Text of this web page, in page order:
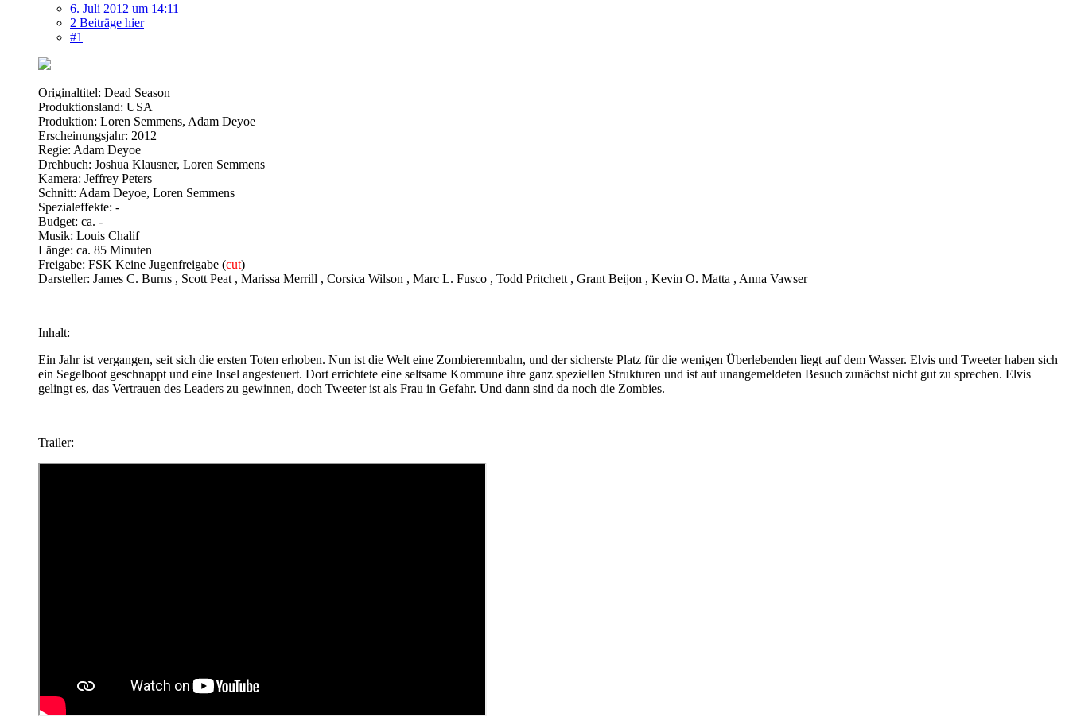
6. Juli 2012 um 14:11
2 Beiträge hier
#1
Originaltitel: Dead Season
Produktionsland: USA
Produktion: Loren Semmens, Adam Deyoe
Erscheinungsjahr: 2012
Regie: Adam Deyoe
Drehbuch: Joshua Klausner, Loren Semmens
Kamera: Jeffrey Peters
Schnitt: Adam Deyoe, Loren Semmens
Spezialeffekte: -
Budget: ca. -
Musik: Louis Chalif
Länge: ca. 85 Minuten
Freigabe: FSK Keine Jugenfreigabe (cut)
Darsteller: James C. Burns , Scott Peat , Marissa Merrill , Corsica Wilson , Marc L. Fusco , Todd Pritchett , Grant Beijon , Kevin O. Matta , Anna Vawser
Inhalt:
Ein Jahr ist vergangen, seit sich die ersten Toten erhoben. Nun ist die Welt eine Zombierennbahn, und der sicherste Platz für die wenigen Überlebenden liegt auf dem Wasser. Elvis und Tweeter haben sich
ein Segelboot geschnappt und eine Insel angesteuert. Dort errichtete eine seltsame Kommune ihre ganz speziellen Strukturen und ist auf unangemeldeten Besuch zunächst nicht gut zu sprechen. Elvis
gelingt es, das Vertrauen des Leaders zu gewinnen, doch Tweeter ist als Frau in Gefahr. Und dann sind da noch die Zombies.
Trailer: